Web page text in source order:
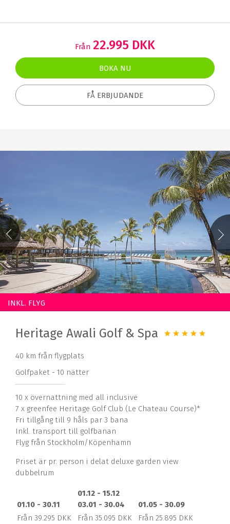
Från 22.995 DKK
BOKA NU
FÅ ERBJUDANDE
INKL. FLYG
Heritage Awali Golf & Spa
40 km från flygplats
Golfpaket - 10 nätter
10 x övernattning med all inclusive
7 x greenfee Heritage Golf Club (Le Chateau Course)*
Fri tillgång till 9 håls par 3 bana
Inkl. transport till golfbanan
Flyg från Stockholm/Köpenhamn
Priset är pr. person i delat deluxe garden view
dubbelrum
01.10 - 30.11
01.12 - 15.12
03.01 - 30.04
01.05 - 30.09
Från 39.295 DKK
Från 35.095 DKK Från 25.895 DKK